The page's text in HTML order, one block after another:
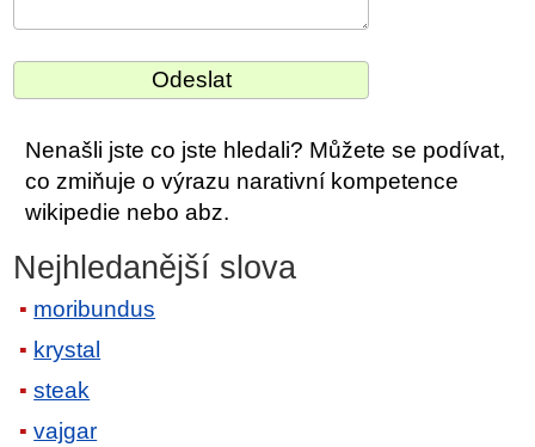
Nenašli jste co jste hledali? Můžete se podívat,
co zmiňuje o výrazu narativní kompetence
wikipedie nebo abz.
Nejhledanější slova
moribundus
krystal
steak
vajgar